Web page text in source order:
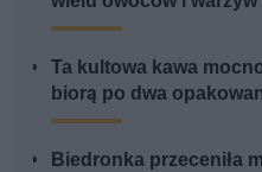
Ta kultowa kawa
biorą po dwa
Biedronka przeceniła